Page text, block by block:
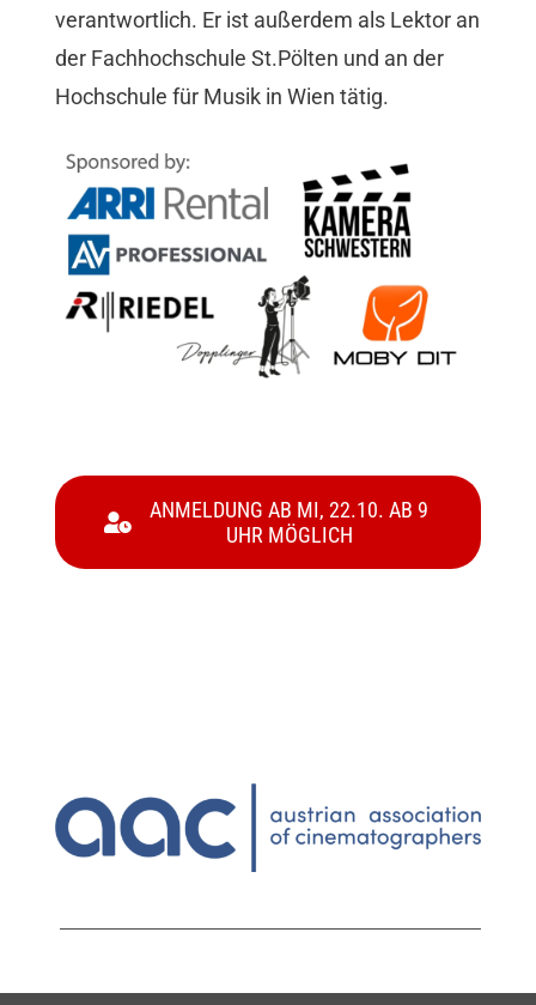
verantwortlich. Er ist außerdem als Lektor an
der Fachhochschule St.Pölten und an der
Hochschule für Musik in Wien tätig.
ANMELDUNG AB MI, 22.10. AB 9
UHR MÖGLICH